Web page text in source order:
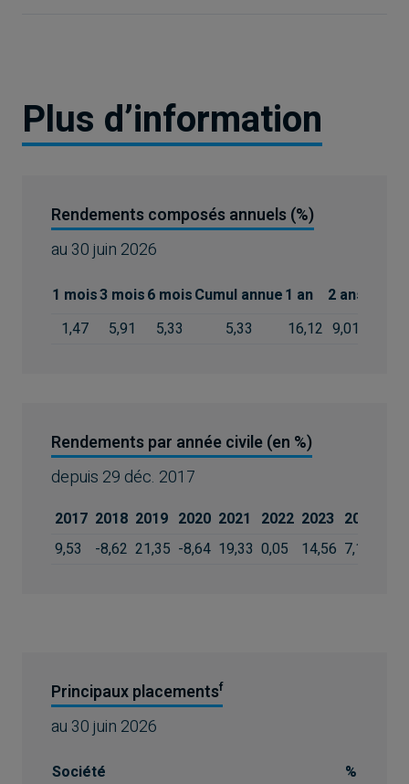
Plus d’information
Rendements composés annuels (%)
au 30 juin 2026
1 mois3 mois6 moisCumul annue1 an 2 ans
1,47
5,91 5,33 5,33 16,12 9,01
Rendements par année civile (en %)
depuis 29 déc. 2017
2017 2018 2019 2020 2021 2022 2023 2024
9,53
-8,62 21,35 -8,64 19,33 0,05 14,56 7,14
Principaux placementsf
au 30 juin 2026
Société
%